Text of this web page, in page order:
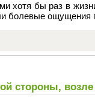
хотя бы раз в
болевые ощущения
стороны, возле